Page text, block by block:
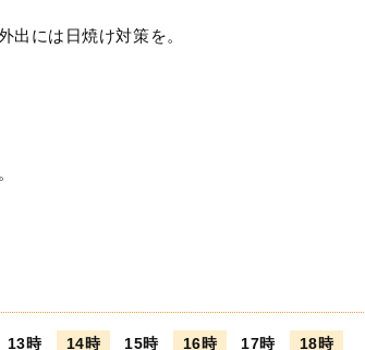
出には日焼け対策を。
13時 14時 15時 16時 17時 18時